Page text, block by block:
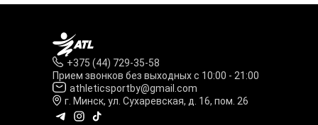
+375 (44) 729-35-58
Прием звонков без выходных с 10:00 - 21:00
athleticsportby@gmail.com
г. Минск, ул. Сухаревская, д. 16, пом. 26